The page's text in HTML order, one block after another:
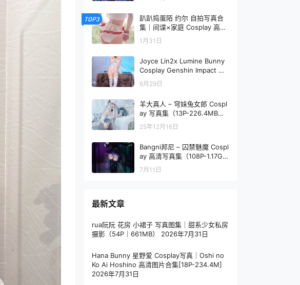
TOP3
趴趴捣蛋陌 约尔 自拍写真合
集｜间谍×家庭 Cosplay 高清
图集＋视频（86P＋1V｜559
MB）
1月31日
Joyce Lin2x Lumine Bunny
Cosplay Genshin Impact 兔
女郎写真 65P
6月29日
羊大真人 – 穹妹兔女郎 Cospl
ay 写真集（13P-226.4MB）
人气角色还原
25年12月16日
Bangni邦尼 – 囚禁魅魔 Cospl
ay 高清写真集（108P-1.17G
B）暗黑幻想
7月11日
最新文章
rua阮阮 花房 小裙子 写真图集｜甜系少女私房
摄影（54P｜661MB）
2026年7月31日
Hana Bunny 星野爱 Cosplay写真｜Oshi no
Ko Ai Hoshino 高清图片合集[18P-234.4M]
2026年7月31日